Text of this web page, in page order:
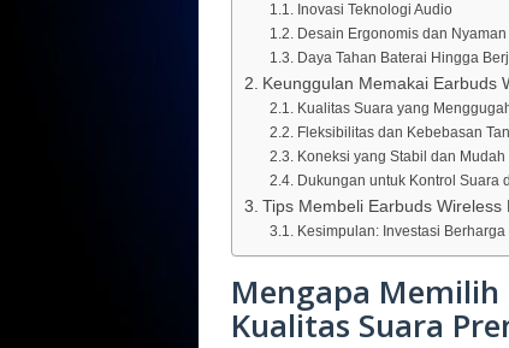
Inovasi Teknologi Audio
Desain Ergonomis dan Nyaman
Daya Tahan Baterai Hingga
Keunggulan Memakai Earbuds
Kualitas Suara yang
Fleksibilitas dan Kebebasan
Koneksi yang Stabil dan Mudah
Dukungan untuk Kontrol Suara
Tips Membeli Earbuds Wireless
Kesimpulan: Investasi
Mengapa Memilih
Kualitas Suara